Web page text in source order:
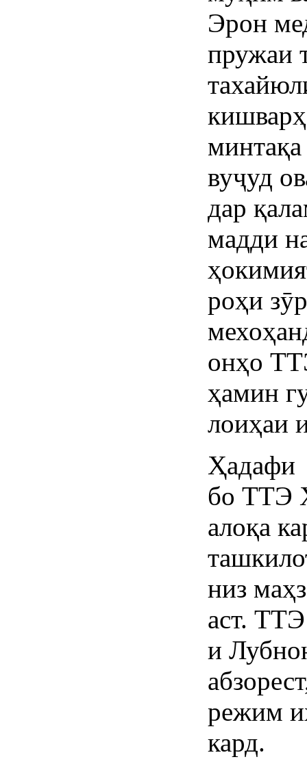
Эрон
пружаи
вуҷуд
дар
мадди
роҳи
онҳо
ҳамин
лоиҳаи
бо ТТЭ
алоқа
низ
аст.
и
режим
кард.